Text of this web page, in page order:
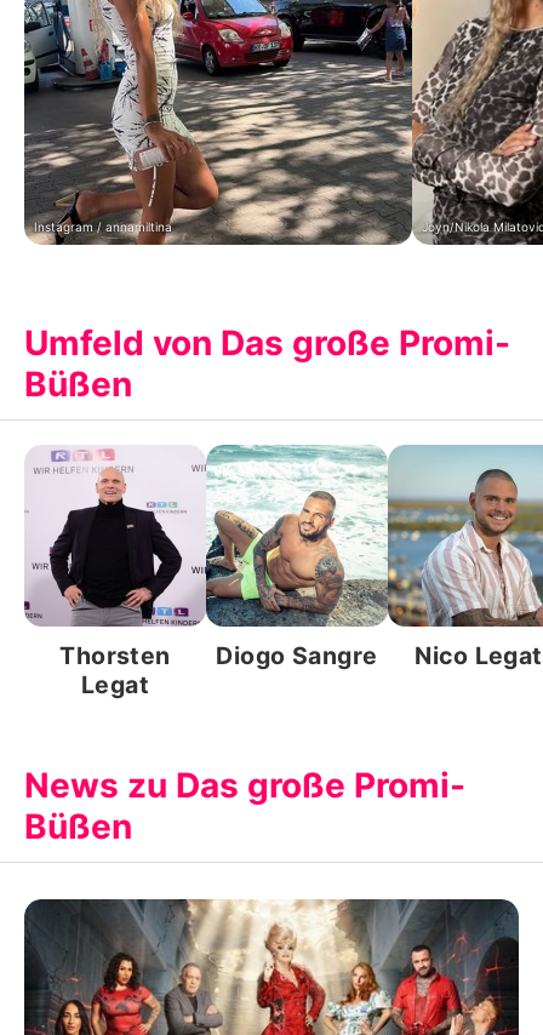
Instagram / annamiltina Joyn/Nikola
Umfeld von Das große Promi-
Büßen
Thorsten
Legat
Diogo Sangre Nico Legat
News zu Das große Promi-
Büßen